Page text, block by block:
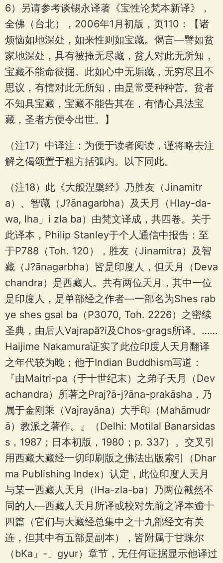
6）另请参考谈锡永译著《宝性论梵本新译》，
全佛（台北），2006年1月初版，页110：【诸
烦恼如地深处，如来性则如宝藏。偈言—譬如贫
家地深处，具有被掩无尽藏，贫人对此无所知，
宝藏不能命彼掘。此如心中无垢藏，无穷尽且不
思议，有情对此无所知，由是常受种种苦。贫者
不知具宝藏，宝藏不能告其在，有情心具法宝
藏，圣者方便令出世。】
（注17）中译注：为便于读者阅读，谨将略去注
解之偈颂置于粗方括弧内。以下同此。
（注18）此《大般涅槃经》乃胜友（Jinamitr
a）、智藏（J?ānagarbha）及天月（Hlay-da-
wa, lha」i zla ba）由梵文译成，共四卷。关于
此译本，Philip Stanley于个人通信中报告：至
于P788（Toh. 120），胜友（Jinamitra）及智
藏（J?ānagarbha）皆是印度人，但天月（Deva
chandra）是西藏人。共有两位天月，其中一位
是印度人，是单部经之作者—一部名为Shes rab
ye shes gsal ba（P3070, Toh. 2226）之密续
圣典，由后人Vajrapā?i及Chos-grags所译。……
Haijime Nakamura证实了此位印度人天月翻译
之年代较为晚；他于Indian Buddhism写道：
『由Maitri-pa（于十世纪末）之弟子天月（Dev
achandra）所著之Praj?ā-j?āna-prakāsha，乃
属于金刚乘（Vajrayāna）大手印（Mahāmudr
ā）教派之著作。』（Delhi: Motilal Banarsidas
s，1987；日本初版，1980；p. 337）。交叉引
用西藏大藏经一切印刷版之佛法出版索引（Dhar
ma Publishing Index）认定，此位印度人天月
与某一西藏人天月（lHa-zla-ba）乃两位截然不
同的人—西藏人天月所译或校对先前之译本逾十
四篇（它们与大藏经总集中之十九部经文有关
连，但其中有五部是副本），皆附属于甘珠尔
（bKa」-」gyur）章节，无任何证据显示他译过